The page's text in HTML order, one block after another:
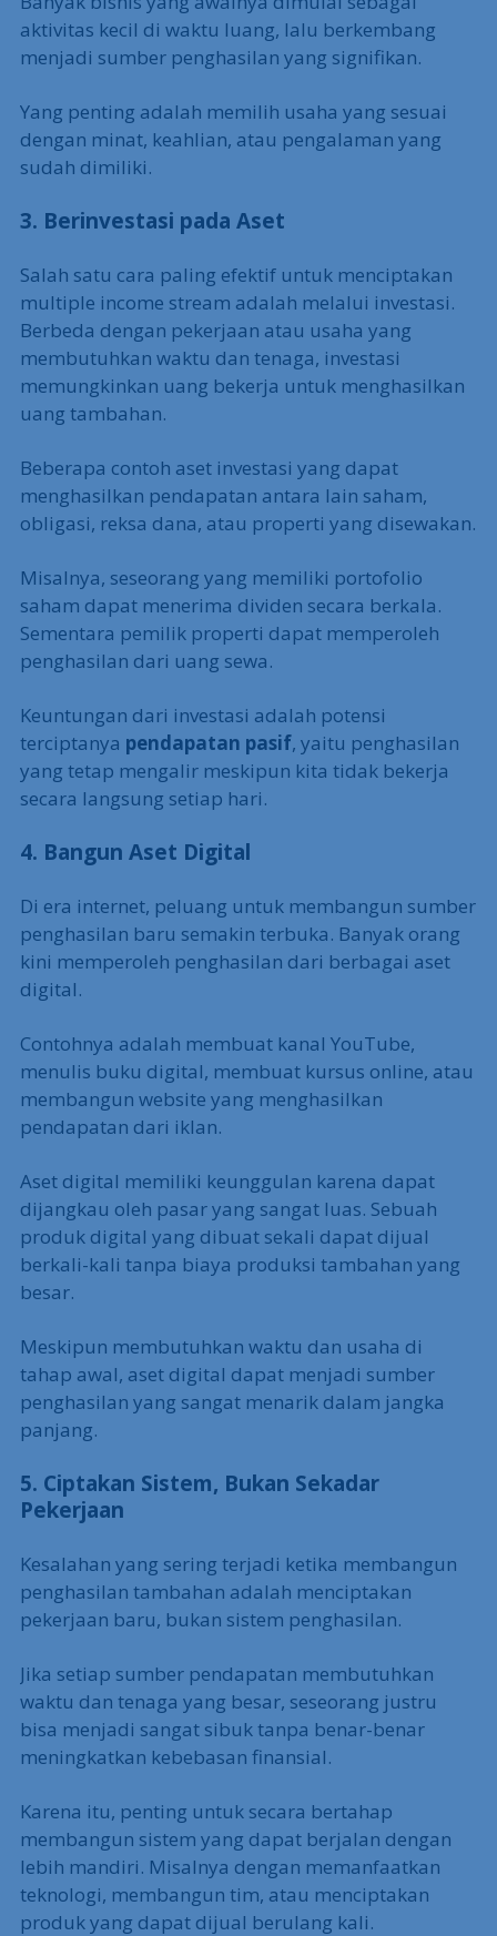
aktivitas kecil di waktu luang, lalu berkembang
menjadi sumber penghasilan yang signifikan.
Yang penting adalah memilih usaha yang sesuai
dengan minat, keahlian, atau pengalaman yang
sudah dimiliki.
3. Berinvestasi pada Aset
Salah satu cara paling efektif untuk menciptakan
multiple income stream adalah melalui investasi.
Berbeda dengan pekerjaan atau usaha yang
membutuhkan waktu dan tenaga, investasi
memungkinkan uang bekerja untuk menghasilkan
uang tambahan.
Beberapa contoh aset investasi yang dapat
menghasilkan pendapatan antara lain saham,
obligasi, reksa dana, atau properti yang disewakan.
Misalnya, seseorang yang memiliki portofolio
saham dapat menerima dividen secara berkala.
Sementara pemilik properti dapat memperoleh
penghasilan dari uang sewa.
Keuntungan dari investasi adalah potensi
terciptanya pendapatan pasif, yaitu penghasilan
yang tetap mengalir meskipun kita tidak bekerja
secara langsung setiap hari.
4. Bangun Aset Digital
Di era internet, peluang untuk membangun sumber
penghasilan baru semakin terbuka. Banyak orang
kini memperoleh penghasilan dari berbagai aset
digital.
Contohnya adalah membuat kanal YouTube,
menulis buku digital, membuat kursus online, atau
membangun website yang menghasilkan
pendapatan dari iklan.
Aset digital memiliki keunggulan karena dapat
dijangkau oleh pasar yang sangat luas. Sebuah
produk digital yang dibuat sekali dapat dijual
berkali-kali tanpa biaya produksi tambahan yang
besar.
Meskipun membutuhkan waktu dan usaha di
tahap awal, aset digital dapat menjadi sumber
penghasilan yang sangat menarik dalam jangka
panjang.
5. Ciptakan Sistem, Bukan Sekadar
Pekerjaan
Kesalahan yang sering terjadi ketika membangun
penghasilan tambahan adalah menciptakan
pekerjaan baru, bukan sistem penghasilan.
Jika setiap sumber pendapatan membutuhkan
waktu dan tenaga yang besar, seseorang justru
bisa menjadi sangat sibuk tanpa benar-benar
meningkatkan kebebasan finansial.
Karena itu, penting untuk secara bertahap
membangun sistem yang dapat berjalan dengan
lebih mandiri. Misalnya dengan memanfaatkan
teknologi, membangun tim, atau menciptakan
produk yang dapat dijual berulang kali.